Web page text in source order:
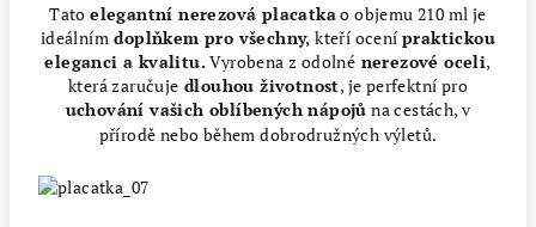
Tatoelegantní nerezová placatkao objemu 210 ml je
ideálním doplňkem pro všechny, kteří ocenípraktickou
eleganci a kvalitu.Vyrobena z odolné nerezové oceli,
která zaručuje dlouhou životnost, je perfektní pro
uchování vašich oblíbených nápojů na cestách, v
přírodě nebo během dobrodružných výletů.